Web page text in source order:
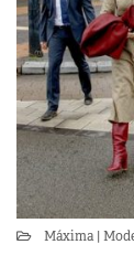
Máxima